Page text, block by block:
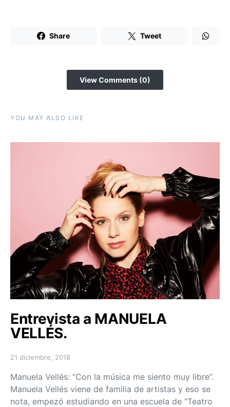
Share Tweet
View Comments (0)
YOU MAY ALSO LIKE
Entrevista a MANUELA
VELLÉS.
Posted on
21 diciembre, 2018
Manuela Vellés: “Con la música me siento muy libre”.
Manuela Vellés viene de familia de artistas y eso se
nota, empezó estudiando en una escuela de “Teatro